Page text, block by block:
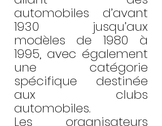
automobiles d’avant
1930 jusqu’aux
modèles de 1980 à
1995, avec également
une catégorie
spécifique destinée
aux clubs
automobiles.
Les organisateurs